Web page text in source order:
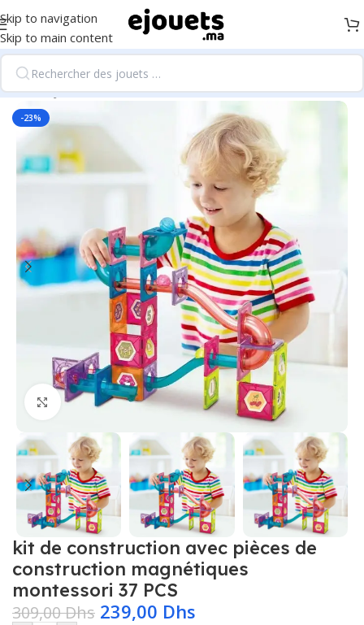
Skip to navigation
Skip to main content
Accueil/Jeux de construction
-23%
Click to enlarge
kit de construction avec pièces de
construction magnétiques
montessori 37 PCS
309,00Dhs 239,00 Dhs